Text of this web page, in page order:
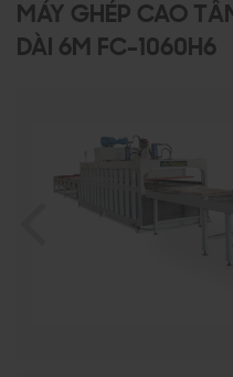
MÁY GHÉP CAO
DÀI 6M FC-1060H6